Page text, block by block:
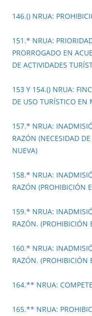
146.() NRUA:
151.* NRUA:
PRORROGADO EN
DE ACTIVIDADES
153 Y 154.() NRUA:
DE USO TURÍSTICO EN
157.* NRUA:
RAZÓN (NECESIDAD
NUEVA)
158.* NRUA:
RAZÓN (PROHIBICIÓN
159.* NRUA:
RAZÓN. (PROHIBICIÓN
160.* NRUA:
RAZÓN. (PROHIBICIÓN
164.** NRUA:
165.** NRUA: